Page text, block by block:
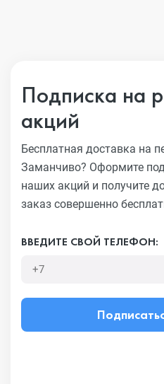
Подписка на
акций
Бесплатная доставка на
Заманчиво? Оформите
наших акций и получите
заказ совершенно
ВВЕДИТЕ СВОЙ ТЕЛЕФОН: